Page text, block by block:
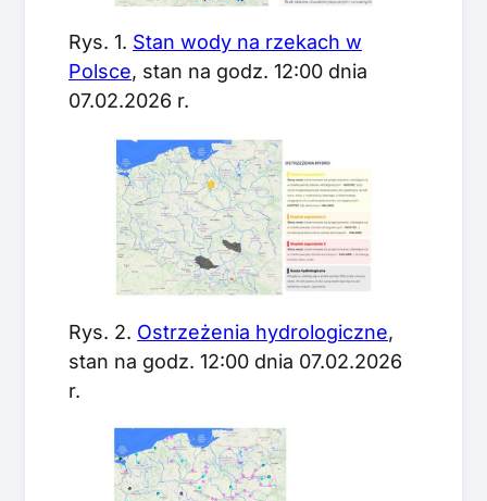
Rys. 1. Stan wody na rzekach w
Polsce, stan na godz. 12:00 dnia
07.02.2026 r.
Rys. 2. Ostrzeżenia hydrologiczne,
stan na godz. 12:00 dnia 07.02.2026
r.